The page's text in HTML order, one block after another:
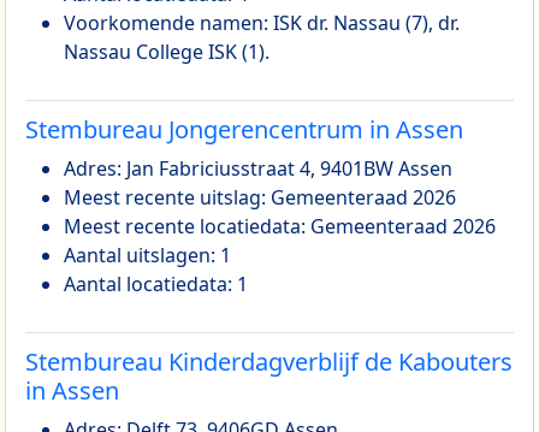
Voorkomende namen: ISK dr. Nassau (7), dr.
Nassau College ISK (1).
Stembureau Jongerencentrum in Assen
Adres: Jan Fabriciusstraat 4, 9401BW Assen
Meest recente uitslag: Gemeenteraad 2026
Meest recente locatiedata: Gemeenteraad 2026
Aantal uitslagen: 1
Aantal locatiedata: 1
Stembureau Kinderdagverblijf de Kabouters
in Assen